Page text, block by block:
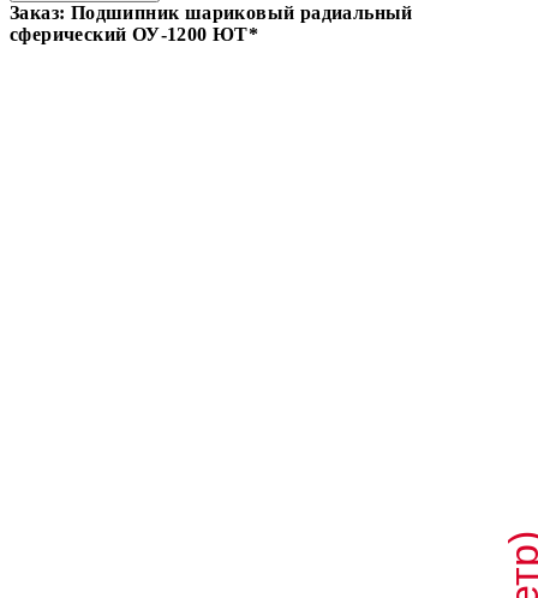
Заказ: Подшипник шариковый радиальный
сферический ОУ-1200 ЮТ*